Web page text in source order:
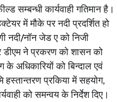
सम्बन्धी कार्यवाही गतिमान है।
में मौके पर नदी प्रदर्शित हो
नदी/नॉन जेड ए को निजी
डीएम ने प्रकरण को शासन को
के अधिकारियों को बिन्दाल एवं
हस्तान्तरण प्रकिया में सहयोग,
को समन्वय के निर्देश दिए।